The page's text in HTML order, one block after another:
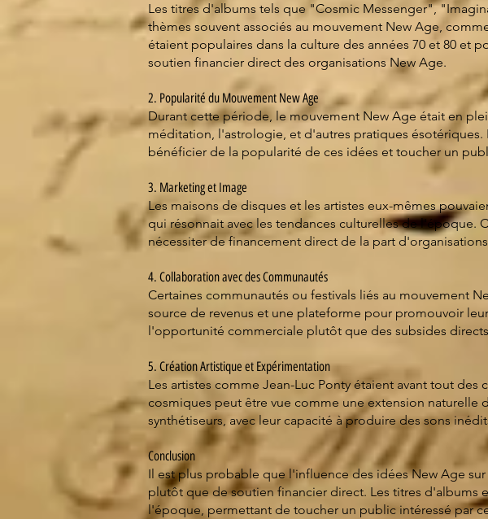
Les titres d'albums tels que "Cosmic Messenger",
thèmes souvent associés au mouvement New Age,
étaient populaires dans la culture des années 70 et 80 et
soutien financier direct des organisations New Age.
2. Popularité du Mouvement New Age
Durant cette période, le mouvement New Age était en
méditation, l'astrologie, et d'autres pratiques
bénéficier de la popularité de ces idées et toucher un
3. Marketing et Image
Les maisons de disques et les artistes eux-mêmes
qui résonnait avec les tendances culturelles de l'époque.
nécessiter de financement direct de la part
4. Collaboration avec des Communautés
Certaines communautés ou festivals liés au mouvement
source de revenus et une plateforme pour promouvoir
l'opportunité commerciale plutôt que des subsides
5. Création Artistique et Expérimentation
Les artistes comme Jean-Luc Ponty étaient avant tout
cosmiques peut être vue comme une extension naturelle
synthétiseurs, avec leur capacité à produire des sons
Conclusion
Il est plus probable que l'influence des idées New Age
plutôt que de soutien financier direct. Les titres d'albums
l'époque, permettant de toucher un public intéressé par